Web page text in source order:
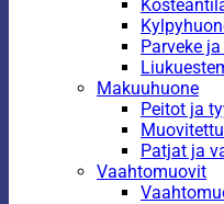
Parveke
Makuuhuone
Peitot ja
Patjat ja
Vaahtomuovit